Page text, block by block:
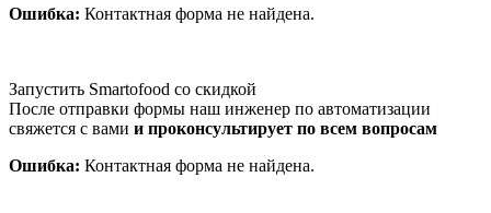
Ошибка: Контактная форма не найдена.
Запустить Smartofood со скидкой
После отправки формы наш инженер по автоматизации
свяжется с вами и проконсультирует по всем вопросам
Ошибка: Контактная форма не найдена.